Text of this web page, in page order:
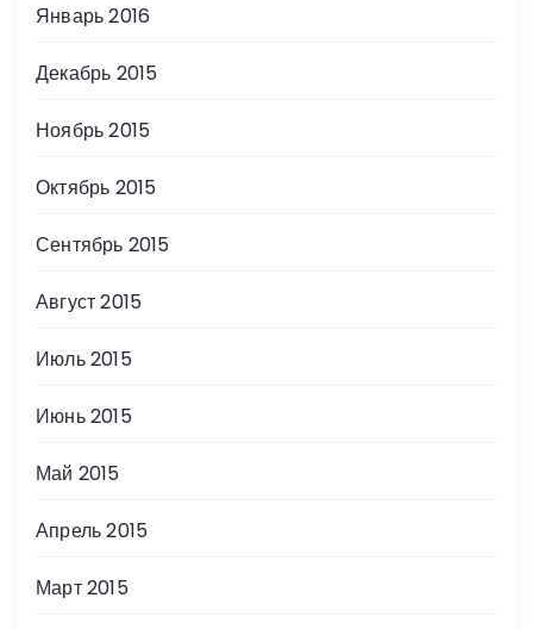
Январь 2016
Декабрь 2015
Ноябрь 2015
Октябрь 2015
Сентябрь 2015
Август 2015
Июль 2015
Июнь 2015
Май 2015
Апрель 2015
Март 2015